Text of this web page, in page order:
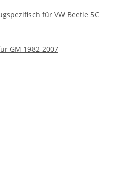
für VW Beetle 5C